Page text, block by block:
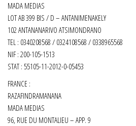
MADA MEDIAS
LOT AB 399 BIS / D – ANTANIMENAKELY
102 ANTANANARIVO ATSIMONDRANO
TEL : 0340208568 / 0324108568 / 0338965568
NIF : 200-105-1513
STAT : 55105-11-2012-0-05453
FRANCE :
RAZAFINDRAMANANA
MADA MEDIAS
96, RUE DU MONTALIEU – APP. 9